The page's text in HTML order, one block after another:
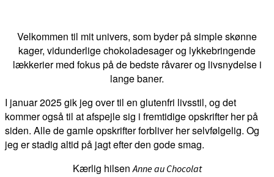
Velkommen til mit univers, som byder på simple skønne
kager, vidunderlige chokoladesager og lykkebringende
lækkerier med fokus på de bedste råvarer og livsnydelse i
lange baner.
I januar 2025 gik jeg over til en glutenfri livsstil, og det
kommer også til at afspejle sig i fremtidige opskrifter her på
siden. Alle de gamle opskrifter forbliver her selvfølgelig. Og
jeg er stadig altid på jagt efter den gode smag.
Kærlig hilsenAnne au Chocolat